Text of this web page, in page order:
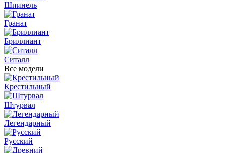
Шпинель
Гранат
Бриллиант
Ситалл
Все модели
Крестильный
Штурвал
Легендарный
Русский